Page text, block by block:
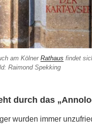
am Kölner Rathaus findet
Raimond Spekking
durch das
wurden immer